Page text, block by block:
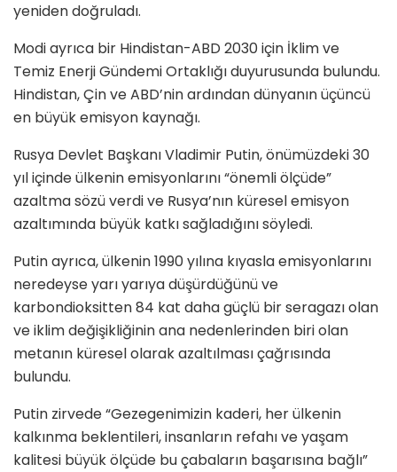
yeniden doğruladı.
Modi ayrıca bir Hindistan-ABD 2030 için İklim ve
Temiz Enerji Gündemi Ortaklığı duyurusunda bulundu.
Hindistan, Çin ve ABD’nin ardından dünyanın üçüncü
en büyük emisyon kaynağı.
Rusya Devlet Başkanı Vladimir Putin, önümüzdeki 30
yıl içinde ülkenin emisyonlarını “önemli ölçüde”
azaltma sözü verdi ve Rusya’nın küresel emisyon
azaltımında büyük katkı sağladığını söyledi.
Putin ayrıca, ülkenin 1990 yılına kıyasla emisyonlarını
neredeyse yarı yarıya düşürdüğünü ve
karbondioksitten 84 kat daha güçlü bir seragazı olan
ve iklim değişikliğinin ana nedenlerinden biri olan
metanın küresel olarak azaltılması çağrısında
bulundu.
Putin zirvede “Gezegenimizin kaderi, her ülkenin
kalkınma beklentileri, insanların refahı ve yaşam
kalitesi büyük ölçüde bu çabaların başarısına bağlı”